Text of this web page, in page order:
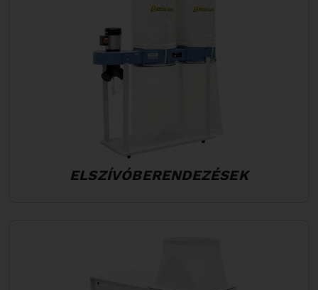
ELSZÍVÓBERENDEZÉSEK